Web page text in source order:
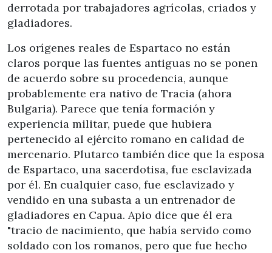
derrotada por trabajadores agrícolas, criados y
gladiadores.
Los orígenes reales de Espartaco no están
claros porque las fuentes antiguas no se ponen
de acuerdo sobre su procedencia, aunque
probablemente era nativo de Tracia (ahora
Bulgaria). Parece que tenía formación y
experiencia militar, puede que hubiera
pertenecido al ejército romano en calidad de
mercenario. Plutarco también dice que la esposa
de Espartaco, una sacerdotisa, fue esclavizada
por él. En cualquier caso, fue esclavizado y
vendido en una subasta a un entrenador de
gladiadores en Capua. Apio dice que él era
"tracio de nacimiento, que había servido como
soldado con los romanos, pero que fue hecho